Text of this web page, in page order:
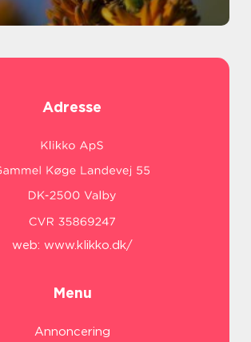
Adresse
web: www.klikko.dk/
Menu
Annoncering